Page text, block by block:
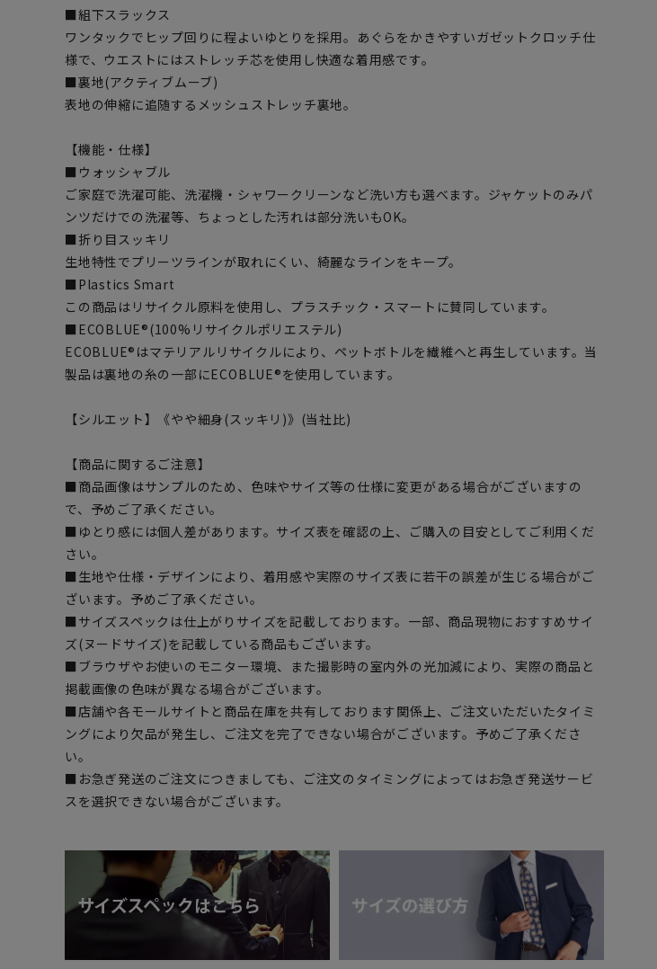
■組下スラックス
ワンタックでヒップ回りに程よいゆとりを採用。あぐらをかきやすいガゼットクロッチ仕
様で、ウエストにはストレッチ芯を使用し快適な着用感です。
■裏地(アクティブムーブ)
表地の伸縮に追随するメッシュストレッチ裏地。
【機能・仕様】
■ウォッシャブル
ご家庭で洗濯可能、洗濯機・シャワークリーンなど洗い方も選べます。ジャケットのみパ
ンツだけでの洗濯等、ちょっとした汚れは部分洗いもOK。
■折り目スッキリ
生地特性でプリーツラインが取れにくい、綺麗なラインをキープ。
■Plastics Smart
この商品はリサイクル原料を使用し、プラスチック・スマートに賛同しています。
■ECOBLUE®(100%リサイクルポリエステル)
ECOBLUE®はマテリアルリサイクルにより、ペットボトルを繊維へと再生しています。当
製品は裏地の糸の一部にECOBLUE®を使用しています。
【シルエット】《やや細身(スッキリ)》(当社比)
【商品に関するご注意】
■商品画像はサンプルのため、色味やサイズ等の仕様に変更がある場合がございますの
で、予めご了承ください。
■ゆとり感には個人差があります。サイズ表を確認の上、ご購入の目安としてご利用くだ
さい。
■生地や仕様・デザインにより、着用感や実際のサイズ表に若干の誤差が生じる場合がご
ざいます。予めご了承ください。
■サイズスペックは仕上がりサイズを記載しております。一部、商品現物におすすめサイ
ズ(ヌードサイズ)を記載している商品もございます。
■ブラウザやお使いのモニター環境、また撮影時の室内外の光加減により、実際の商品と
掲載画像の色味が異なる場合がございます。
■店舗や各モールサイトと商品在庫を共有しております関係上、ご注文いただいたタイミ
ングにより欠品が発生し、ご注文を完了できない場合がございます。予めご了承くださ
い。
■お急ぎ発送のご注文につきましても、ご注文のタイミングによってはお急ぎ発送サービ
スを選択できない場合がございます。